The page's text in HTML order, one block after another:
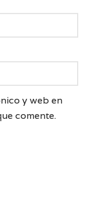
y web en
comente.